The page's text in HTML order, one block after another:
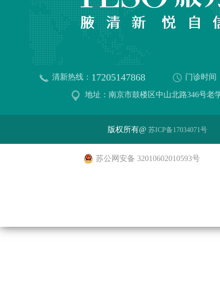
清新热线： 17205147868 门诊时间
地址：南京市鼓楼区中山北路346号老
版权所有@ 苏ICP备17034071号
苏公网安备 32010602010593号